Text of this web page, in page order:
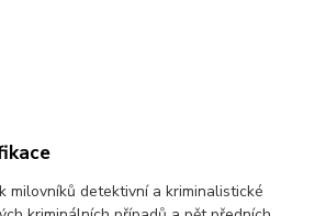
milovníků detektivní a kriminalistické